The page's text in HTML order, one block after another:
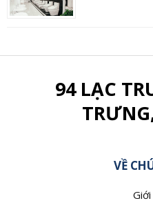
94 LẠC
VỀ